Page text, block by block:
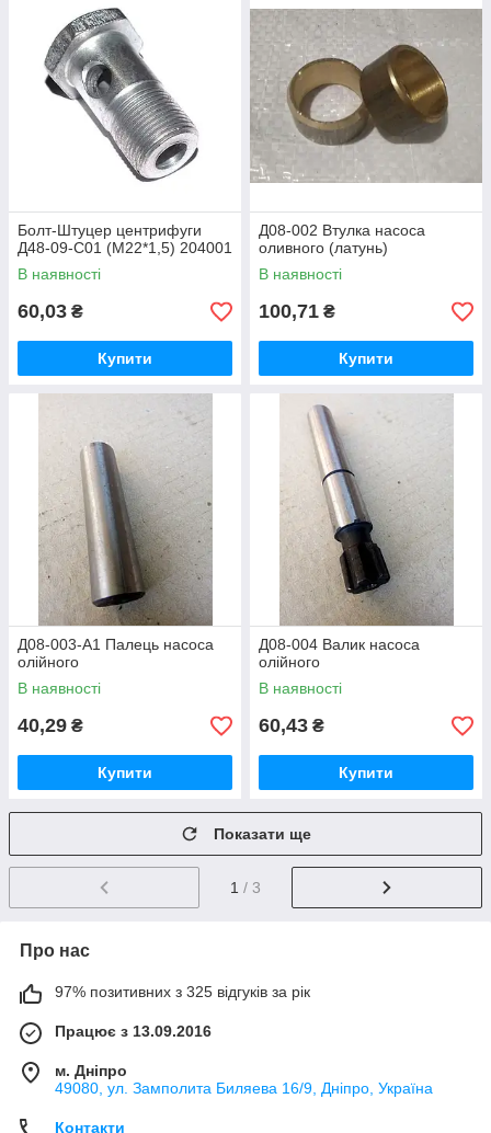
Болт-Штуцер центрифуги
Д48-09-С01 (М22*1,5) 204001
В наявності
60,03 ₴
Купити
Д08-002 Втулка насоса
оливного (латунь)
В наявності
100,71 ₴
Купити
Д08-003-А1 Палець насоса
олійного
В наявності
40,29 ₴
Купити
Д08-004 Валик насоса
олійного
В наявності
60,43 ₴
Купити
Показати ще
1 / 3
Про нас
97% позитивних з 325 відгуків за рік
Працює з 13.09.2016
м. Дніпро
49080, ул. Замполита Биляева 16/9, Дніпро, Україна
Контакти